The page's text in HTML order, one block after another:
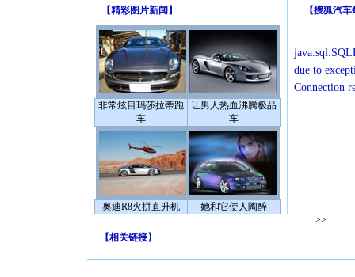
【精彩图片新闻 】
非常炫目玛莎拉蒂跑
车
让男人热血沸腾极品
车
奥迪R8火拼直升机 她和它使人陶醉
【搜狐汽车
due to
Connection
>>
【相关链接】